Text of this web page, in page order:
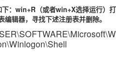
：win+R（或者win+X选择运行）
辑器，寻找下述注册表并删除。